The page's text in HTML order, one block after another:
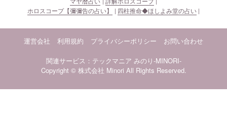
ホロスコープ【彌彌告の占い】
四柱推命◆ほしよみ堂の占い
運営会社 利用規約 プライバシーポリシー お問い合わせ
関連サービス：テックマニア みのり-MINORI-
Copyright © 株式会社 Minori All Rights Reserved.